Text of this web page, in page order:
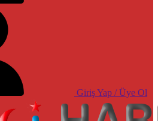
Giriş Yap / Üye Ol